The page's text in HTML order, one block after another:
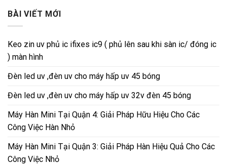
BÀI VIẾT MỚI
Keo zin uv phủ ic ifixes ic9 ( phủ lên sau khi sàn ic/ đóng ic
) màn hình
Đèn led uv ,đèn uv cho máy hấp uv 45 bóng
Đèn led uv ,đèn uv cho máy hấp uv 32v đèn 45 bóng
Máy Hàn Mini Tại Quận 4: Giải Pháp Hữu Hiệu Cho Các
Công Việc Hàn Nhỏ
Máy Hàn Mini Tại Quận 3: Giải Pháp Hàn Hiệu Quả Cho Các
Công Việc Nhỏ